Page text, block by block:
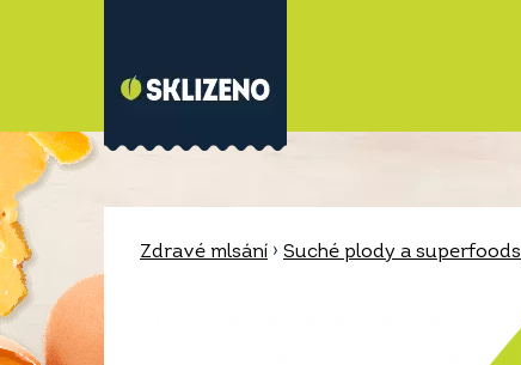
Zdravé mlsání › Suché plody a superfoods